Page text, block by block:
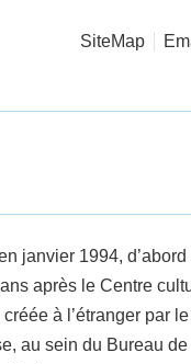
SiteMap
janvier 1994,
après le Centre
à l’étranger par
au sein du Bureau